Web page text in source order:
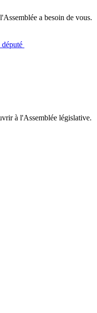
a besoin de vous.
à l'Assemblée législative.